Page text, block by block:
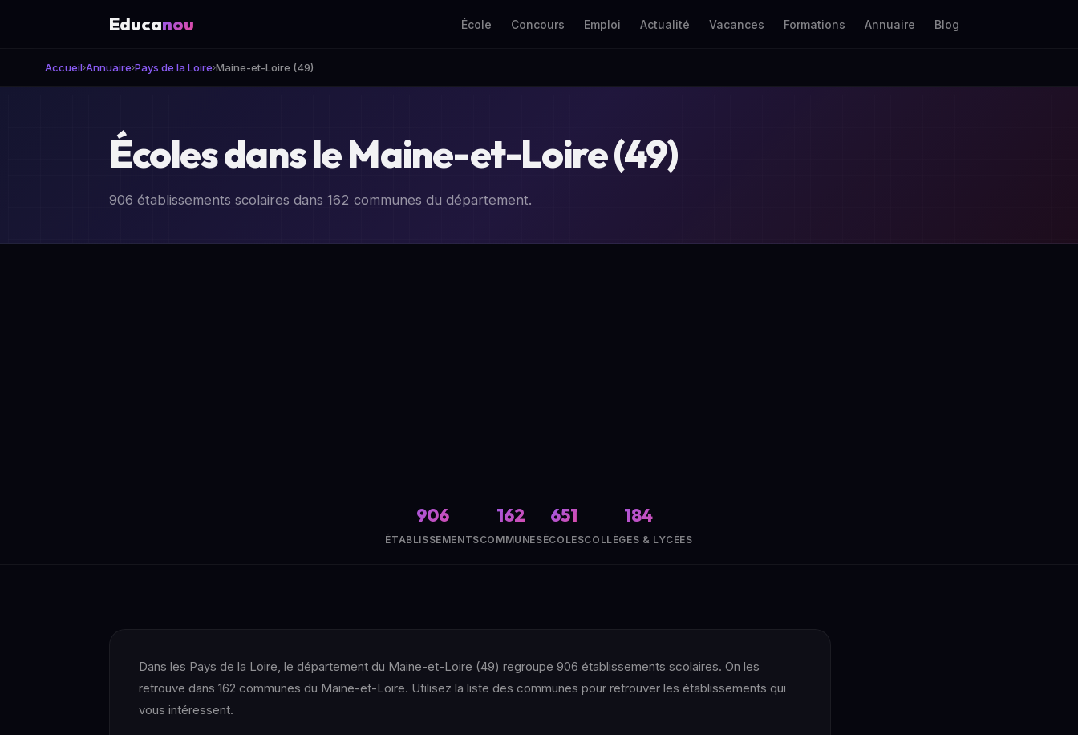
Educanou École Concours Emploi Actualité Vacances Formations Annuaire Blog
Accueil›Annuaire›Pays de la Loire›Maine-et-Loire (49)
Écoles dans le Maine-et-Loire (49)
906 établissements scolaires dans 162 communes du département.
906
ÉTABLISSEMENTS
162
COMMUNES
651
ÉCOLES
184
COLLÈGES & LYCÉES
Dans les Pays de la Loire, le département du Maine-et-Loire (49) regroupe 906 établissements scolaires. On les
retrouve dans 162 communes du Maine-et-Loire. Utilisez la liste des communes pour retrouver les établissements qui
vous intéressent.